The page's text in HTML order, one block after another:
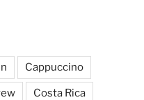
Cappuccino
Costa Rica